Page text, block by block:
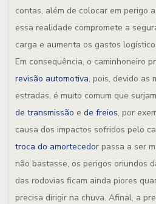
contas, além de colocar em perigo
essa realidade compromete a
carga e aumenta os gastos
Em consequência, o caminhoneiro
revisão automotiva, pois, devido as
estradas, é muito comum que
de transmissão e de freios, por
causa dos impactos sofridos pelo
troca do amortecedor passa a ser
não bastasse, os perigos oriundos
das rodovias ficam ainda piores
precisa dirigir na chuva. Afinal, a